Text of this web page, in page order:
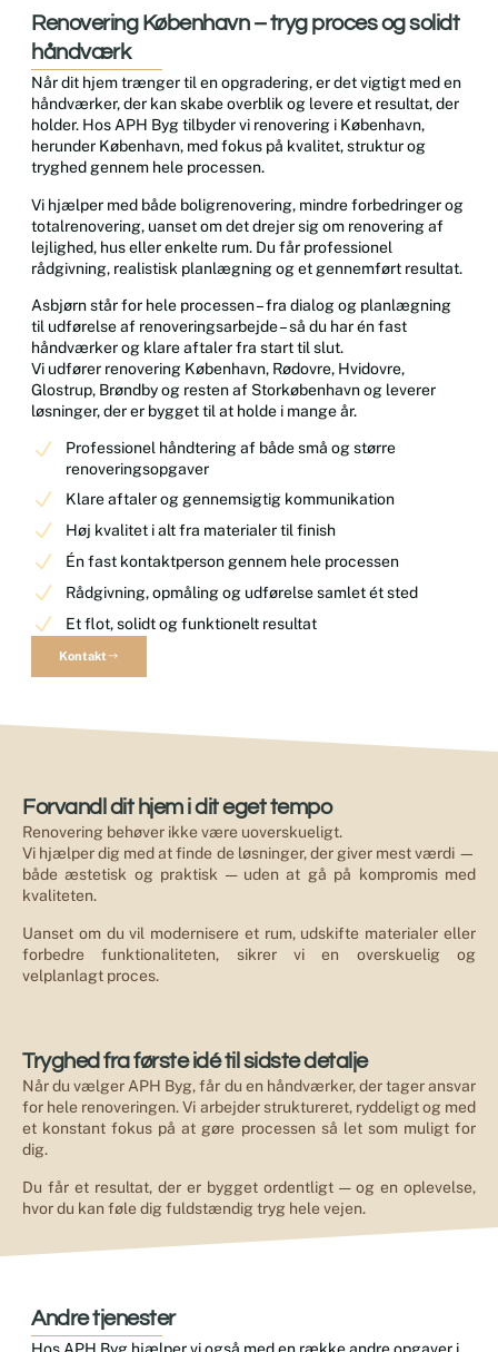
Renovering København – tryg proces og solidt
håndværk
Når dit hjem trænger til en opgradering, er det vigtigt med en
håndværker, der kan skabe overblik og levere et resultat, der
holder. Hos APH Byg tilbyder vi renovering i København,
herunder København, med fokus på kvalitet, struktur og
tryghed gennem hele processen.
Vi hjælper med både boligrenovering, mindre forbedringer og
totalrenovering, uanset om det drejer sig om renovering af
lejlighed, hus eller enkelte rum. Du får professionel
rådgivning, realistisk planlægning og et gennemført resultat.
Asbjørn står for hele processen – fra dialog og planlægning
til udførelse af renoveringsarbejde – så du har én fast
håndværker og klare aftaler fra start til slut.
Vi udfører renovering København, Rødovre, Hvidovre,
Glostrup, Brøndby og resten af Storkøbenhavn og leverer
løsninger, der er bygget til at holde i mange år.
Professionel håndtering af både små og større
renoveringsopgaver
Klare aftaler og gennemsigtig kommunikation
Høj kvalitet i alt fra materialer til finish
Én fast kontaktperson gennem hele processen
Rådgivning, opmåling og udførelse samlet ét sted
Et flot, solidt og funktionelt resultat
Kontakt
Forvandl dit hjem i dit eget tempo
Renovering behøver ikke være uoverskueligt.
Vi hjælper dig med at finde de løsninger, der giver mest værdi —
både æstetisk og praktisk — uden at gå på kompromis med
kvaliteten.
Uanset om du vil modernisere et rum, udskifte materialer eller
forbedre funktionaliteten, sikrer vi en overskuelig og
velplanlagt proces.
Tryghed fra første idé til sidste detalje
Når du vælger APH Byg, får du en håndværker, der tager ansvar
for hele renoveringen. Vi arbejder struktureret, ryddeligt og med
et konstant fokus på at gøre processen så let som muligt for
dig.
Du får et resultat, der er bygget ordentligt — og en oplevelse,
hvor du kan føle dig fuldstændig tryg hele vejen.
Andre tjenester